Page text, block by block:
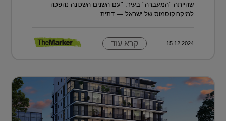
שהייתה "המעברה" בעיר. "עם השנים השכונה נהפכה
למיקרוקוסמוס של ישראל — דתית...
15.12.2024 קרא עוד